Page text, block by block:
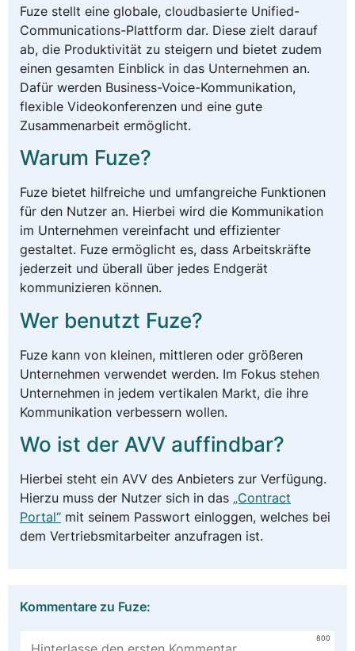
Fuze stellt eine globale, cloudbasierte Unified-
Communications-Plattform dar. Diese zielt darauf
ab, die Produktivität zu steigern und bietet zudem
einen gesamten Einblick in das Unternehmen an.
Dafür werden Business-Voice-Kommunikation,
flexible Videokonferenzen und eine gute
Zusammenarbeit ermöglicht.
Warum Fuze?
Fuze bietet hilfreiche und umfangreiche Funktionen
für den Nutzer an. Hierbei wird die Kommunikation
im Unternehmen vereinfacht und effizienter
gestaltet. Fuze ermöglicht es, dass Arbeitskräfte
jederzeit und überall über jedes Endgerät
kommunizieren können.
Wer benutzt Fuze?
Fuze kann von kleinen, mittleren oder größeren
Unternehmen verwendet werden. Im Fokus stehen
Unternehmen in jedem vertikalen Markt, die ihre
Kommunikation verbessern wollen.
Wo ist der AVV auffindbar?
Hierbei steht ein AVV des Anbieters zur Verfügung.
Hierzu muss der Nutzer sich in das „Contract
Portal“ mit seinem Passwort einloggen, welches bei
dem Vertriebsmitarbeiter anzufragen ist.
Kommentare zu Fuze:
800